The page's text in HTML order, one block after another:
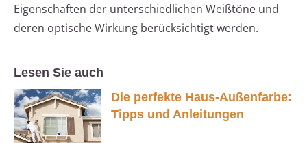
Eigenschaften der unterschiedlichen Weißtöne und
deren optische Wirkung berücksichtigt werden.
Lesen Sie auch
Die perfekte Haus-Außenfarbe:
Tipps und Anleitungen